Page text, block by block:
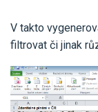
V takto
filtrovat či jinak